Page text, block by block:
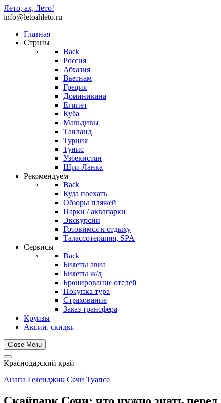
Лето, ах, Лето!
info@letoahleto.ru
Главная
Страны
Back
Россия
Абхазия
Вьетнам
Греция
Доминикана
Египет
Куба
Мальдивы
Таиланд
Турция
Тунис
Узбекистан
Шри-Ланка
Рекомендуем
Back
Куда поехать
Обзоры пляжей
Парки / аквапарки
Экскурсии
Готовимся к отдыху
Талассотерапия, SPA
Сервисы
Back
Билеты авиа
Билеты ж/д
Бронирование отелей
Покупка тура
Страхование
Заказ трансфера
Круизы
Акции, скидки
Close Menu
Краснодарский край
Анапа Геленджик Сочи Туапсе